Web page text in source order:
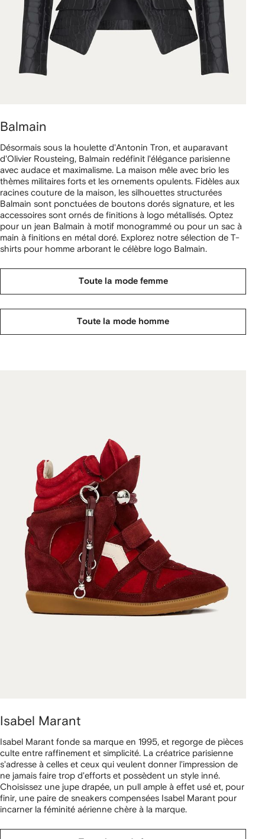
Balmain
Désormais sous la houlette d'Antonin Tron, et auparavant
d'Olivier Rousteing, Balmain redéfinit l'élégance parisienne
avec audace et maximalisme. La maison mêle avec brio les
thèmes militaires forts et les ornements opulents. Fidèles aux
racines couture de la maison, les silhouettes structurées
Balmain sont ponctuées de boutons dorés signature, et les
accessoires sont ornés de finitions à logo métallisés. Optez
pour un jean Balmain à motif monogrammé ou pour un sac à
main à finitions en métal doré. Explorez notre sélection de T-
shirts pour homme arborant le célèbre logo Balmain.
Toute la mode femme
Toute la mode homme
Isabel Marant
Isabel Marant fonde sa marque en 1995, et regorge de pièces
culte entre raffinement et simplicité. La créatrice parisienne
s'adresse à celles et ceux qui veulent donner l'impression de
ne jamais faire trop d'efforts et possèdent un style inné.
Choisissez une jupe drapée, un pull ample à effet usé et, pour
finir, une paire de sneakers compensées Isabel Marant pour
incarner la féminité aérienne chère à la marque.